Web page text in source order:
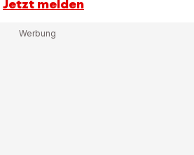
Jetzt melden